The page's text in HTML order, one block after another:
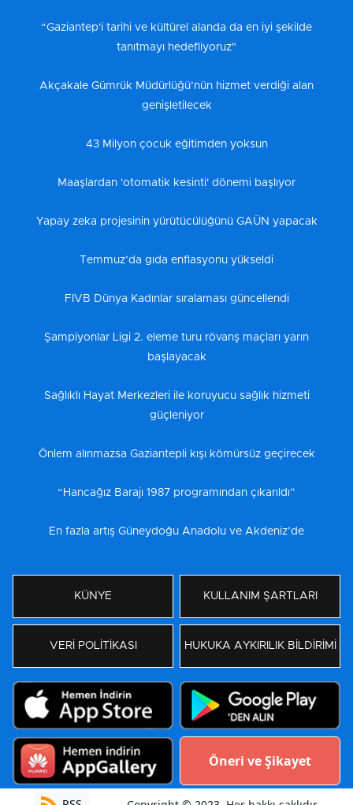
“Gaziantep'i tarihi ve kültürel alanda da en iyi şekilde
tanıtmayı hedefliyoruz"
Akçakale Gümrük Müdürlüğü’nün hizmet verdiği alan
genişletilecek
43 Milyon çocuk eğitimden yoksun
Maaşlardan 'otomatik kesinti' dönemi başlıyor
Yapay zeka projesinin yürütücülüğünü GAÜN yapacak
Temmuz’da gıda enflasyonu yükseldi
FIVB Dünya Kadınlar sıralaması güncellendi
Şampiyonlar Ligi 2. eleme turu rövanş maçları yarın
başlayacak
Sağlıklı Hayat Merkezleri ile koruyucu sağlık hizmeti
güçleniyor
Önlem alınmazsa Gaziantepli kışı kömürsüz geçirecek
“Hancağız Barajı 1987 programından çıkarıldı”
En fazla artış Güneydoğu Anadolu ve Akdeniz’de
KÜNYE KULLANIM ŞARTLARI
VERİ POLİTİKASI HUKUKA AYKIRILIK BİLDİRİMİ
Öneri ve Şikayet